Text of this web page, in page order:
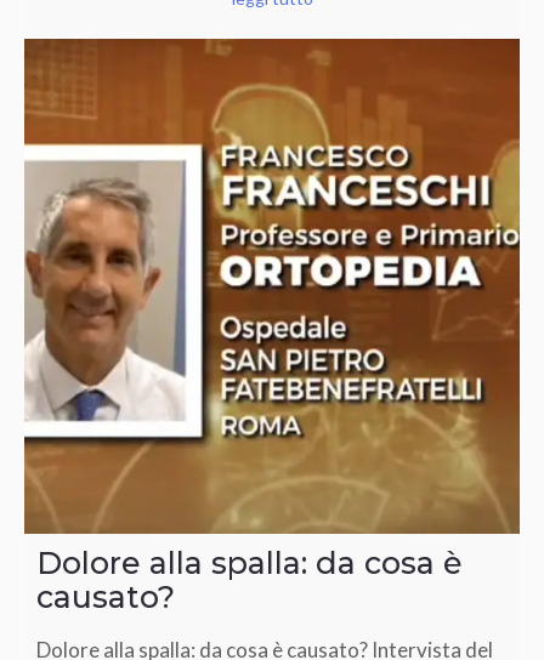
Dolore alla spalla: da cosa è
causato?
Dolore alla spalla: da cosa è causato? Intervista del